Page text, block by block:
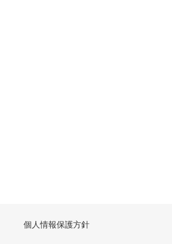
個人情報保護方針